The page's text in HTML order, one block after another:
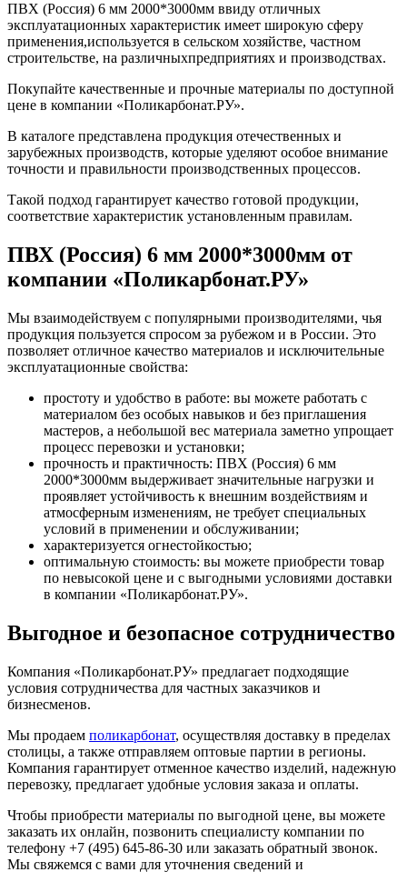
ПВХ (Россия) 6 мм 2000*3000мм ввиду отличных
эксплуатационных характеристик имеет широкую сферу
применения,используется в сельском хозяйстве, частном
строительстве, на различныхпредприятиях и производствах.
Покупайте качественные и прочные материалы по доступной
цене в компании «Поликарбонат.РУ».
В каталоге представлена продукция отечественных и
зарубежных производств, которые уделяют особое внимание
точности и правильности производственных процессов.
Такой подход гарантирует качество готовой продукции,
соответствие характеристик установленным правилам.
ПВХ (Россия) 6 мм 2000*3000мм от
компании «Поликарбонат.РУ»
Мы взаимодействуем с популярными производителями, чья
продукция пользуется спросом за рубежом и в России. Это
позволяет отличное качество материалов и исключительные
эксплуатационные свойства:
простоту и удобство в работе: вы можете работать с
материалом без особых навыков и без приглашения
мастеров, а небольшой вес материала заметно упрощает
процесс перевозки и установки;
прочность и практичность: ПВХ (Россия) 6 мм
2000*3000мм выдерживает значительные нагрузки и
проявляет устойчивость к внешним воздействиям и
атмосферным изменениям, не требует специальных
условий в применении и обслуживании;
характеризуется огнестойкостью;
оптимальную стоимость: вы можете приобрести товар
по невысокой цене и с выгодными условиями доставки
в компании «Поликарбонат.РУ».
Выгодное и безопасное сотрудничество
Компания «Поликарбонат.РУ» предлагает подходящие
условия сотрудничества для частных заказчиков и
бизнесменов.
Мы продаем поликарбонат, осуществляя доставку в пределах
столицы, а также отправляем оптовые партии в регионы.
Компания гарантирует отменное качество изделий, надежную
перевозку, предлагает удобные условия заказа и оплаты.
Чтобы приобрести материалы по выгодной цене, вы можете
заказать их онлайн, позвонить специалисту компании по
телефону +7 (495) 645-86-30 или заказать обратный звонок.
Мы свяжемся с вами для уточнения сведений и